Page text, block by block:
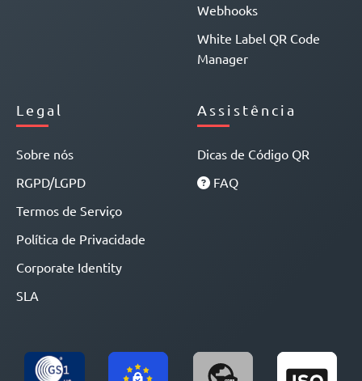
Webhooks
White Label QR Code
Manager
Legal
Sobre nós
RGPD/LGPD
Termos de Serviço
Política de Privacidade
Corporate Identity
SLA
Assistência
Dicas de Código QR
FAQ